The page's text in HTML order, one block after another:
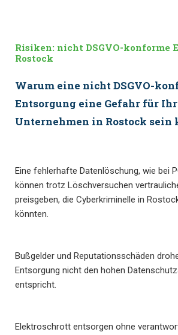
Risiken: nicht DSGVO-konforme
Rostock
Warum eine nicht DSGVO-
Entsorgung eine Gefahr für Ihr
Unternehmen in Rostock sein
Eine fehlerhafte Datenlöschung, wie bei
können trotz Löschversuchen
preisgeben, die Cyberkriminelle in
könnten.
Bußgelder und Reputationsschäden
Entsorgung nicht den hohen
entspricht.
Elektroschrott entsorgen ohne